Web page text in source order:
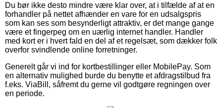
Du bør ikke desto mindre være klar over, at i tilfælde af at en
forhandler på nettet afhænder en vare for en udsalgspris
som kan ses som besynderligt attraktiv, er det mange gange
være et fingerpeg om en uærlig internet handler. Handler
med kort er i hvert fald en del af et regelsæt, som dækker folk
overfor svindlende online forretninger.
Generelt går vi ind for kortbestillinger eller MobilePay. Som
en alternativ mulighed burde du benytte et afdragstilbud fra
f.eks. ViaBill, såfremt du gerne vil godtgøre regningen over
en periode.